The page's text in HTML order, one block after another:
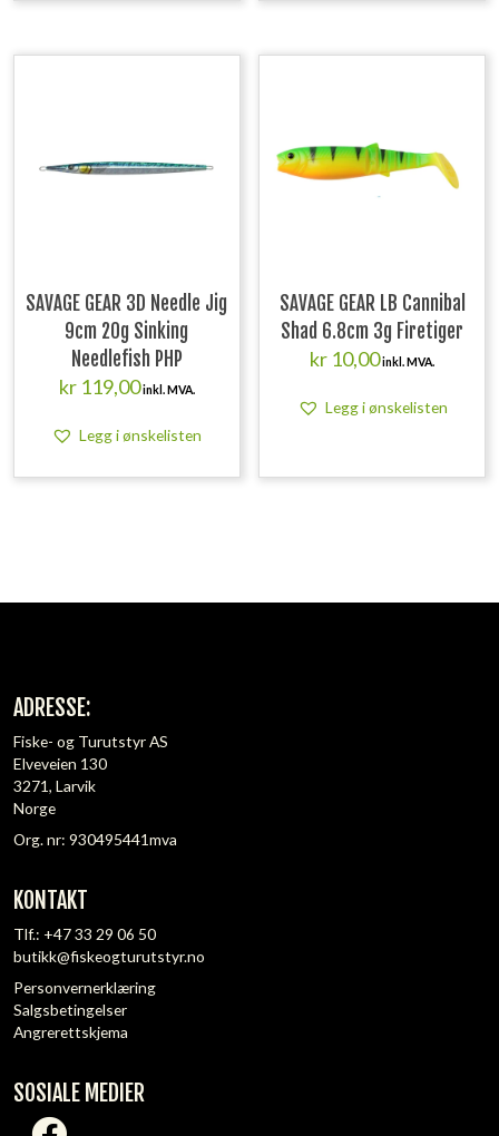
SAVAGE GEAR 3D Needle Jig
9cm 20g Sinking
Needlefish PHP
kr119,00inkl. MVA.
Legg i ønskelisten
SAVAGE GEAR LB Cannibal
Shad 6.8cm 3g Firetiger
kr 10,00inkl. MVA.
Legg i ønskelisten
ADRESSE:
Fiske- og Turutstyr AS
Elveveien 130
3271, Larvik
Norge
Org. nr: 930495441mva
KONTAKT
Tlf.: +47 33 29 06 50
butikk@fiskeogturutstyr.no
Personvernerklæring
Salgsbetingelser
Angrerettskjema
SOSIALE MEDIER